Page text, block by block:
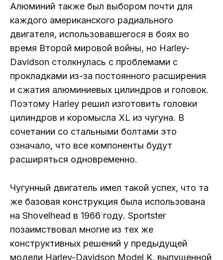
Алюминий также был выбором почти для
каждого американского радиального
двигателя, использовавшегося в боях во
время Второй мировой войны, но Harley-
Davidson столкнулась с проблемами с
прокладками из-за постоянного расширения
и сжатия алюминиевых цилиндров и головок.
Поэтому Harley решил изготовить головки
цилиндров и коромысла XL из чугуна. В
сочетании со стальными болтами это
означало, что все компоненты будут
расширяться одновременно.
Чугунный двигатель имел такой успех, что та
же базовая конструкция была использована
на Shovelhead в 1966 году. Sportster
позаимствовал многие из тех же
конструктивных решений у предыдущей
модели Harley-Davidson Model K, выпущенной